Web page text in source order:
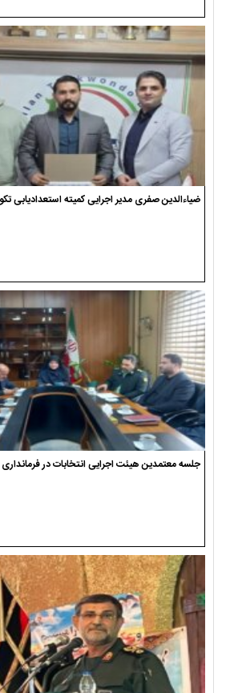
ضیاءالدین صفری مدیر اجرایی کمیته استعدادیابی
جلسه معتمدین هیئت اجرایی انتخابات در